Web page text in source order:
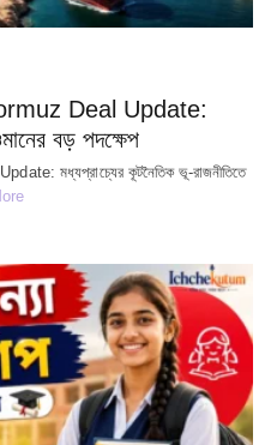
Deal Update:
বড় পদক্ষেপ
মধ্যপ্রাচ্যের কূটনৈতিক ভূ-রাজনীতিতে